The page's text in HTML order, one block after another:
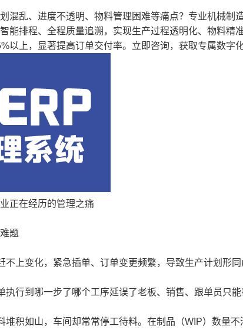
乱、进度不透明、物料管理困难等痛点？专业机械制
能排程、全程质量追溯，实现生产过程透明化、物料精
以上，显著提高订单交付率。立即咨询，获取专属数字
在经历的管理之痛
题
上变化，紧急插单、订单变更频繁，导致生产计划形同
行到哪一步了哪个工序延误了老板、销售、跟单员只能
积如山，车间却常常停工待料。在制品（WIP）数量不